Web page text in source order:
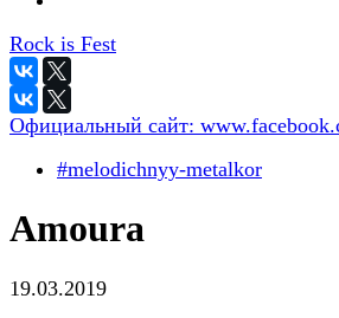
Rock is Fest
Официальный сайт:
#melodichnyy-metalkor
Amoura
19.03.2019